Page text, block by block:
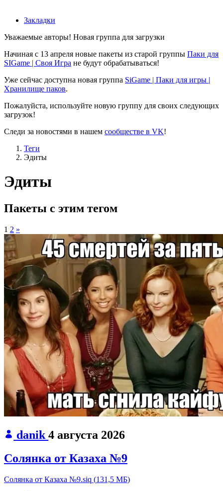
Закладки
Уважаемые авторы! Новая группа для загрузки
Начиная с 13 апреля новые пакеты из старой группы Паки для
SIGame | Своя Игра не будут обрабатываться!
Уже сейчас доступна новая группа SiGame | Паки для игры |
Хранилище паков.
Пожалуйста, используйте новую группу для своих следующих
загрузок!
Следи за новостями в нашем сообществе в VK!
Теги
Эдиты
Эдиты
Пакеты с этим тегом
1 2 »
danik4 августа 2026
Солянка от Казаха №9
Солянка от Казаха №9.siq (131,5 МБ)